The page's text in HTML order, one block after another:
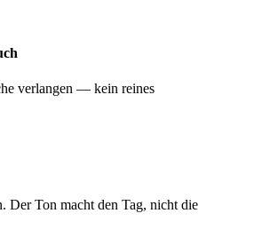
verlangen — kein reines
Der Ton macht den Tag, nicht die